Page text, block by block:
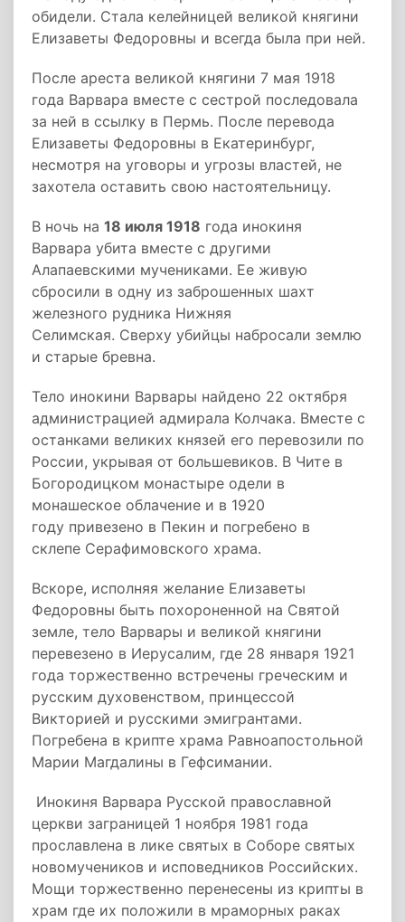
обидели. Стала келейницей великой княгини
Елизаветы Федоровны и всегда была при ней.
После ареста великой княгини 7 мая 1918
года Варвара вместе с сестрой последовала
за ней в ссылку в Пермь. После перевода
Елизаветы Федоровны в Екатеринбург,
несмотря на уговоры и угрозы властей, не
захотела оставить свою настоятельницу.
В ночь на 18 июля 1918 года инокиня
Варвара убита вместе с другими
Алапаевскими мучениками. Ее живую
сбросили в одну из заброшенных шахт
железного рудника Нижняя
Селимская. Сверху убийцы набросали землю
и старые бревна.
Тело инокини Варвары найдено 22 октября
администрацией адмирала Колчака. Вместе с
останками великих князей его перевозили по
России, укрывая от большевиков. В Чите в
Богородицком монастыре одели в
монашеское облачение и в 1920
году привезено в Пекин и погребено в
склепе Серафимовского храма.
Вскоре, исполняя желание Елизаветы
Федоровны быть похороненной на Святой
земле, тело Варвары и великой княгини
перевезено в Иерусалим, где 28 января 1921
года торжественно встречены греческим и
русским духовенством, принцессой
Викторией и русскими эмигрантами.
Погребена в крипте храма Равноапостольной
Марии Магдалины в Гефсимании.
Инокиня Варвара Русской православной
церкви заграницей 1 ноября 1981 года
прославлена в лике святых в Соборе святых
новомучеников и исповедников Российских.
Мощи торжественно перенесены из крипты в
храм где их положили в мраморных раках